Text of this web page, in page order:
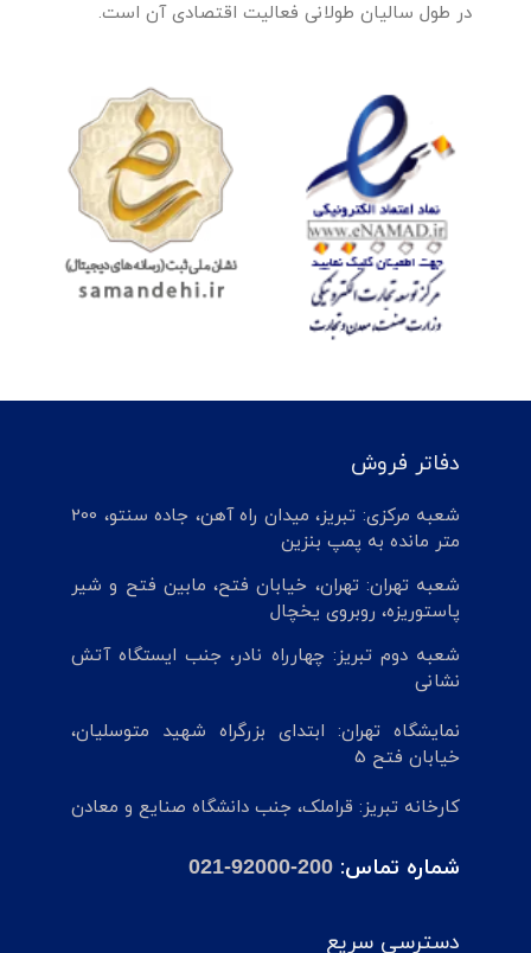
در طول سالیان طولانی فعالیت اقتصادی آن است.
دفاتر فروش
شعبه مرکزی: تبریز، میدان راه آهن، جاده سنتو، 200
متر مانده به پمپ بنزین
شعبه تهران: تهران، خیابان فتح، مابین فتح و شیر
پاستوریزه، روبروی یخچال
شعبه دوم تبریز: چهارراه نادر، جنب ایستگاه آتش
نشانی
نمایشگاه تهران: ابتدای بزرگراه شهید متوسلیان،
خیابان فتح 5
کارخانه تبریز: قراملک، جنب دانشگاه صنایع و معادن
شماره تماس: 021-92000-200
دسترسی سریع